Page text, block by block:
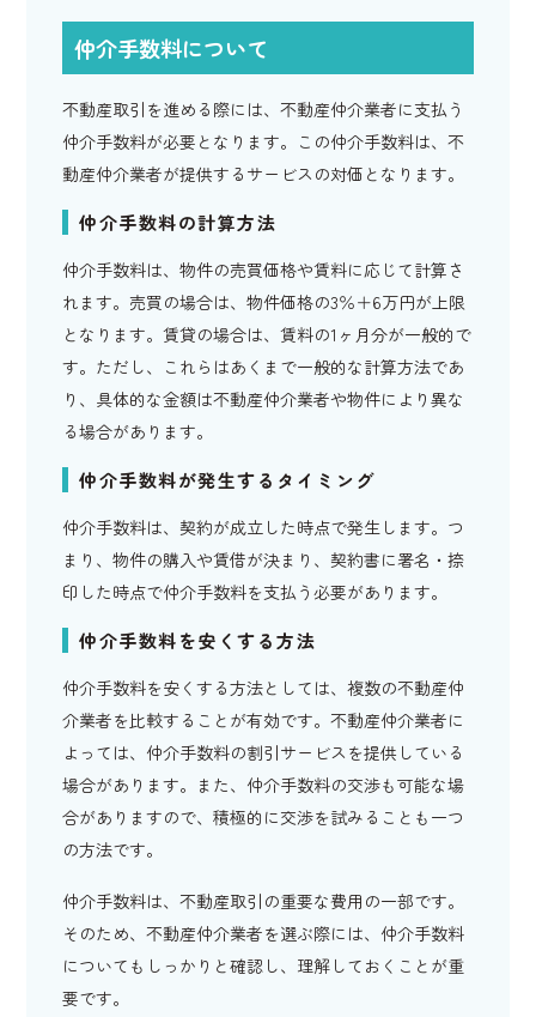
仲介手数料について
不動産取引を進める際には、不動産仲介業者に支払う
仲介手数料が必要となります。この仲介手数料は、不
動産仲介業者が提供するサービスの対価となります。
仲介手数料の計算方法
仲介手数料は、物件の売買価格や賃料に応じて計算さ
れます。売買の場合は、物件価格の3％＋6万円が上限
となります。賃貸の場合は、賃料の1ヶ月分が一般的で
す。ただし、これらはあくまで一般的な計算方法であ
り、具体的な金額は不動産仲介業者や物件により異な
る場合があります。
仲介手数料が発生するタイミング
仲介手数料は、契約が成立した時点で発生します。つ
まり、物件の購入や賃借が決まり、契約書に署名・捺
印した時点で仲介手数料を支払う必要があります。
仲介手数料を安くする方法
仲介手数料を安くする方法としては、複数の不動産仲
介業者を比較することが有効です。不動産仲介業者に
よっては、仲介手数料の割引サービスを提供している
場合があります。また、仲介手数料の交渉も可能な場
合がありますので、積極的に交渉を試みることも一つ
の方法です。
仲介手数料は、不動産取引の重要な費用の一部です。
そのため、不動産仲介業者を選ぶ際には、仲介手数料
についてもしっかりと確認し、理解しておくことが重
要です。